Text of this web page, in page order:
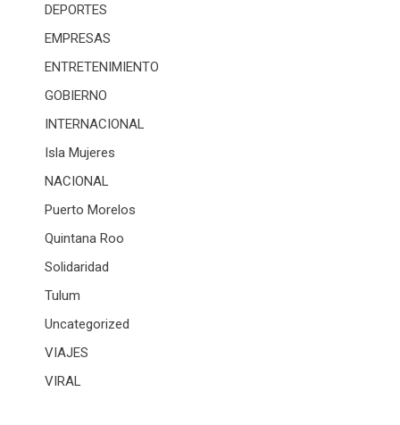
DEPORTES
EMPRESAS
ENTRETENIMIENTO
GOBIERNO
INTERNACIONAL
Isla Mujeres
NACIONAL
Puerto Morelos
Quintana Roo
Solidaridad
Tulum
Uncategorized
VIAJES
VIRAL